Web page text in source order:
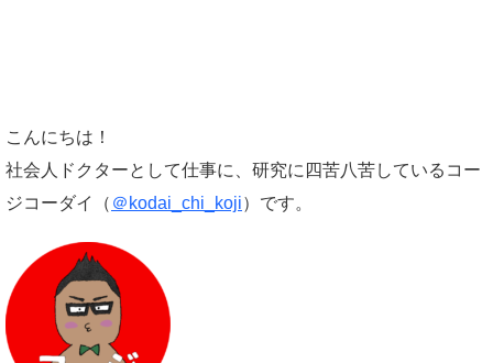
こんにちは！
社会人ドクターとして仕事に、研究に四苦八苦しているコー
ジコーダイ（ ＠kodai_chi_koji）です。